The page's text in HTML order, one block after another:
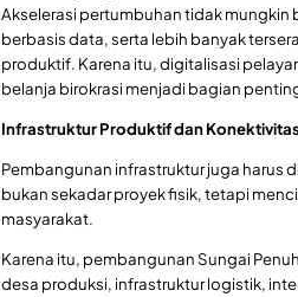
Akselerasi pertumbuhan tidak mungkin
berbasis data, serta lebih banyak
produktif. Karena itu, digitalisasi
belanja birokrasi menjadi bagian
Infrastruktur Produktif dan
Pembangunan infrastruktur juga harus
bukan sekadar proyek fisik, tetapi
masyarakat.
Karena itu, pembangunan Sungai
desa produksi, infrastruktur logistik,